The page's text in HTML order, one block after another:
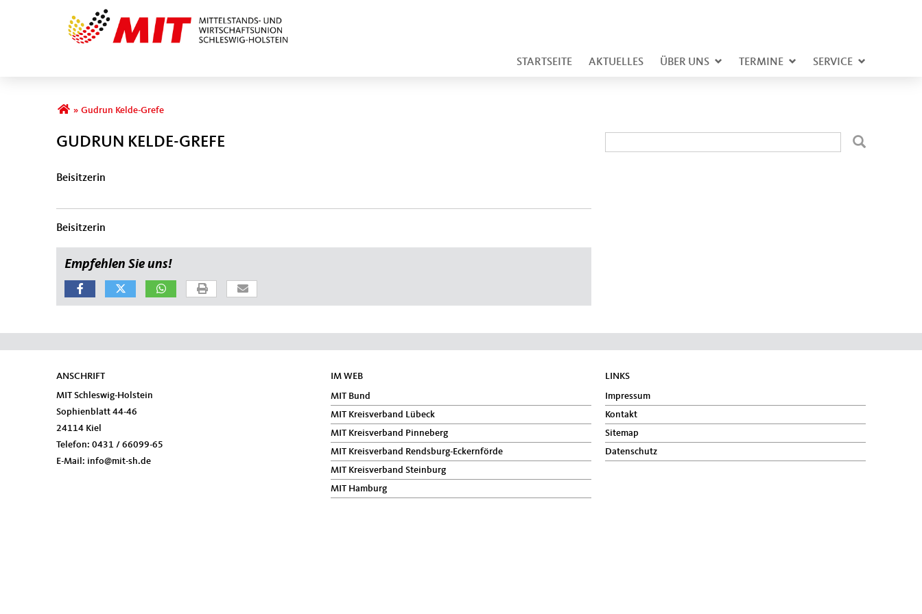
STARTSEITE AKTUELLES ÜBER UNS TERMINE SERVICE
Sie sind hier
» Gudrun Kelde-Grefe
GUDRUN KELDE-GREFE
Beisitzerin
Beisitzerin
Empfehlen Sie uns!
Fußbereich
ANSCHRIFT
MIT Schleswig-Holstein
Sophienblatt 44-46
24114 Kiel
Telefon: 0431 / 66099-65
E-Mail: info@mit-sh.de
IM WEB
MIT Bund
MIT Kreisverband Lübeck
MIT Kreisverband Pinneberg
MIT Kreisverband Rendsburg-Eckernförde
MIT Kreisverband Steinburg
MIT Hamburg
LINKS
Impressum
Kontakt
Sitemap
Datenschutz